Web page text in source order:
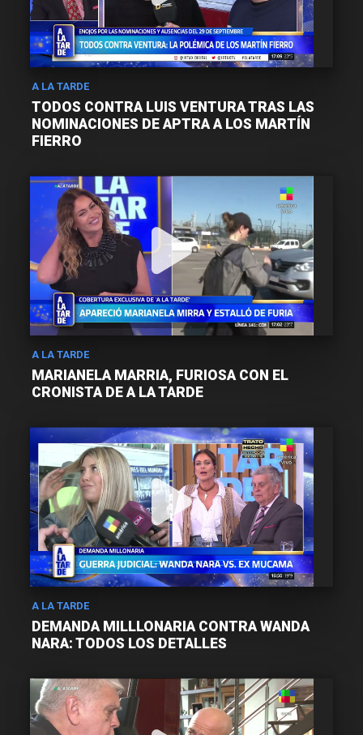
A LA TARDE
TODOS CONTRA LUIS VENTURA TRAS LAS
NOMINACIONES DE APTRA A LOS MARTÍN
FIERRO
A LA TARDE
MARIANELA MARRIA, FURIOSA CON EL
CRONISTA DE A LA TARDE
A LA TARDE
DEMANDA MILLLONARIA CONTRA WANDA
NARA: TODOS LOS DETALLES